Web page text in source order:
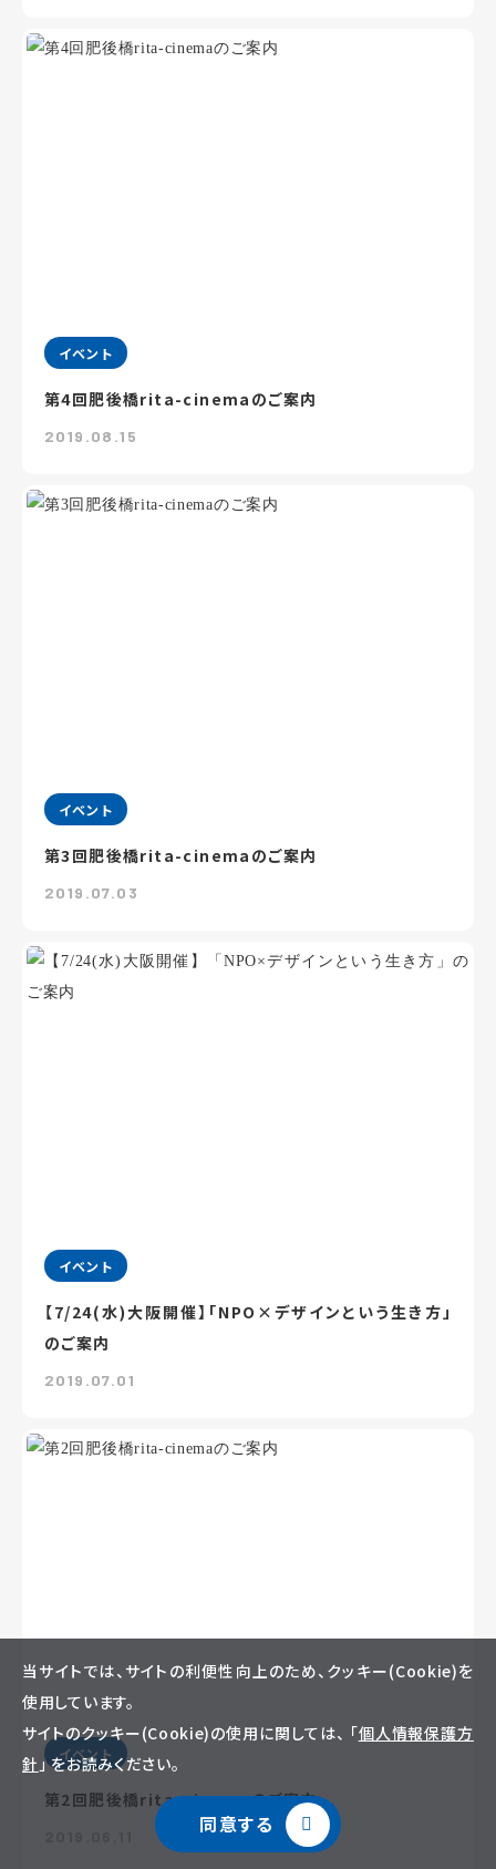
イベント
第4回肥後橋rita-cinemaのご案内
2019.08.15
イベント
第3回肥後橋rita-cinemaのご案内
2019.07.03
イベント
【7/24(水)大阪開催】「NPO×デザインという生き方」
のご案内
2019.07.01
イベント
第2回肥後橋rita-cinemaのご案内
当サイトでは、サイトの利便性向上のため、クッキー(Cookie)を
使用しています。
サイトのクッキー(Cookie)の使用に関しては、 「個人情報保護方
針」 をお読みください。
同意する